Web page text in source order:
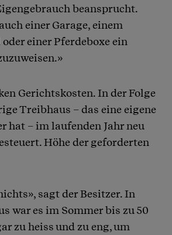
beansprucht.
einer Garage, einem
einer Pferdeboxe ein
Gerichtskosten. In der Folge
Treibhaus – das eine eigene
hat – im laufenden Jahr neu
Höhe der geforderten
sagt der Besitzer. In
war es im Sommer bis zu 50
zu heiss und zu eng, um